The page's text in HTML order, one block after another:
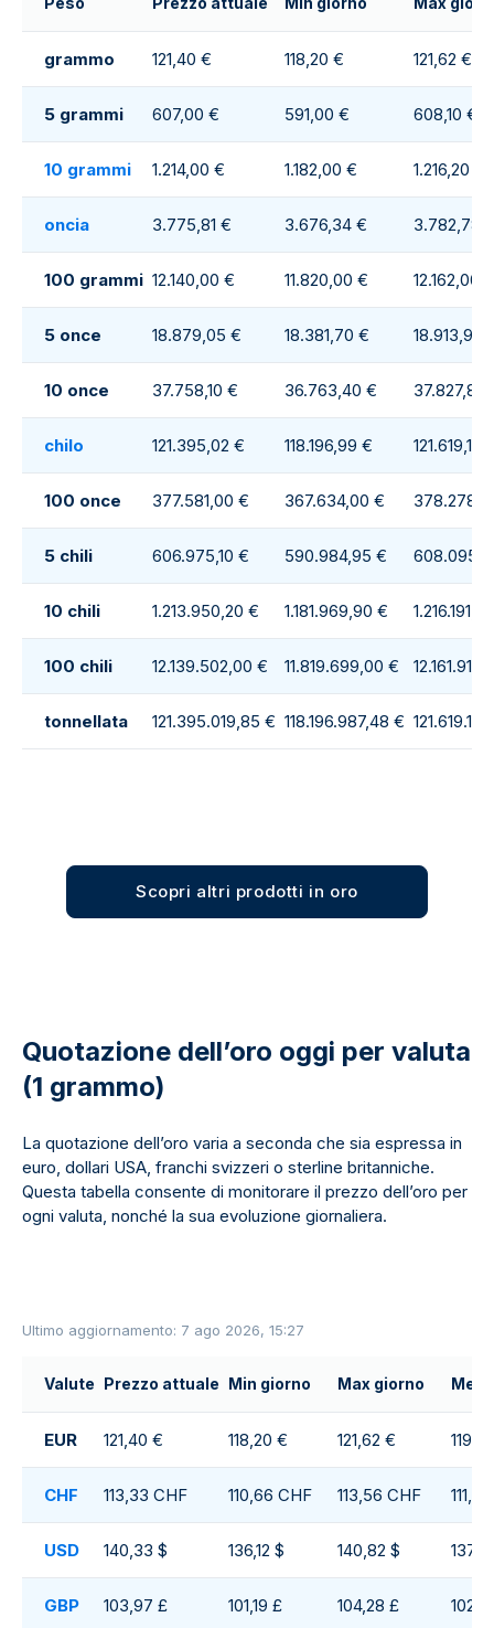
grammo 121,40 € 118,20 € 121,62 €
5 grammi 607,00 € 591,00 € 608,10 €
10 grammi 1.214,00 € 1.182,00 € 1.216,20 €
oncia 3.775,81 € 3.676,34 € 3.782,78
100 grammi 12.140,00 € 11.820,00 € 12.162,00 €
5 once 18.879,05 € 18.381,70 € 18.913,90
10 once 37.758,10 € 36.763,40 € 37.827,80
chilo 121.395,02 € 118.196,99 € 121.619,11 €
100 once 377.581,00 € 367.634,00 €
5 chili 606.975,10 € 590.984,95 €
10 chili 1.213.950,20 € 1.181.969,90 €
100 chili 12.139.502,00 € 11.819.699,00 €
tonnellata 121.395.019,85 € 118.196.987,48 €
Scopri altri prodotti in oro
Quotazione dell’oro oggi per valuta
(1 grammo)
La quotazione dell’oro varia a seconda che sia espressa in
euro, dollari USA, franchi svizzeri o sterline britanniche.
Questa tabella consente di monitorare il prezzo dell’oro per
ogni valuta, nonché la sua evoluzione giornaliera.
Ultimo aggiornamento: 7 ago 2026, 15:27
Valute Prezzo attuale Min giorno Max giorno
EUR 121,40 € 118,20 € 121,62 €
CHF 113,33 CHF 110,66 CHF 113,56 CHF
USD 140,33 $ 136,12 $ 140,82 $
GBP 103,97 £ 101,19 £ 104,28 £